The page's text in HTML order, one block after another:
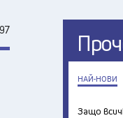
НАЙ-НОВИ
Защо